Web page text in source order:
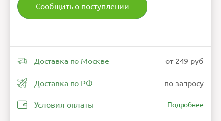
Сообщить о поступлении
Доставка по Москве от 249 руб
Доставка по РФ по запросу
Условия оплаты Подробнее